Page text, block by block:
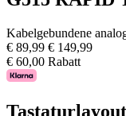
Kabelgebundene
€ 89,99 € 149,99
€ 60,00 Rabatt
Tastaturlayout